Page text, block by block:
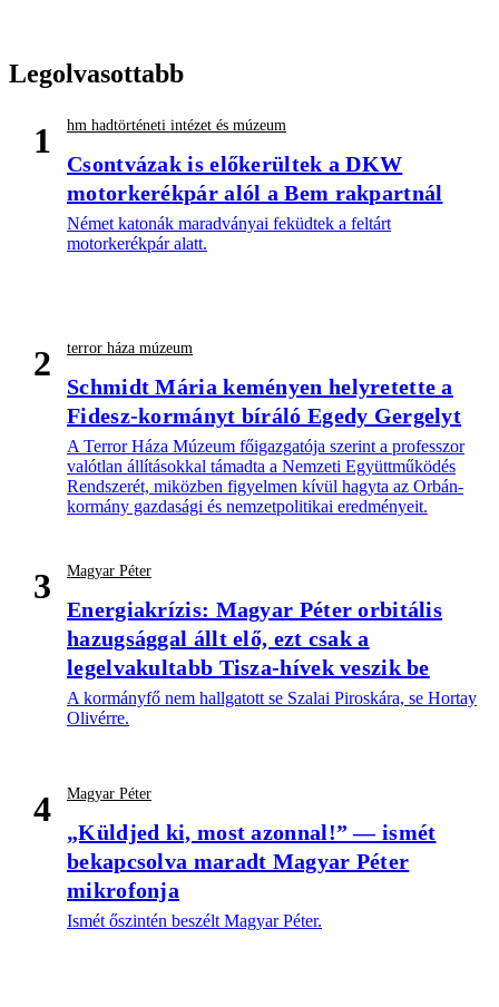
Legolvasottabb
1 hm hadtörténeti intézet és múzeum
Csontvázak is előkerültek a DKW
motorkerékpár alól a Bem rakpartnál
Német katonák maradványai feküdtek a feltárt
motorkerékpár alatt.
2 terror háza múzeum
Schmidt Mária keményen helyretette a
Fidesz-kormányt bíráló Egedy Gergelyt
A Terror Háza Múzeum főigazgatója szerint a professzor
valótlan állításokkal támadta a Nemzeti Együttműködés
Rendszerét, miközben figyelmen kívül hagyta az Orbán-
kormány gazdasági és nemzetpolitikai eredményeit.
3 Magyar Péter
Energiakrízis: Magyar Péter orbitális
hazugsággal állt elő, ezt csak a
legelvakultabb Tisza-hívek veszik be
A kormányfő nem hallgatott se Szalai Piroskára, se Hortay
Olivérre.
4 Magyar Péter
„Küldjed ki, most azonnal!” — ismét
bekapcsolva maradt Magyar Péter
mikrofonja
Ismét őszintén beszélt Magyar Péter.